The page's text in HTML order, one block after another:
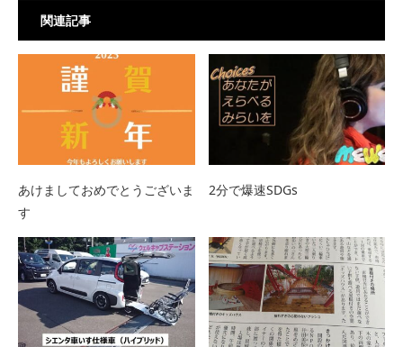
関連記事
あけましておめでとうございま
す
2分で爆速SDGs